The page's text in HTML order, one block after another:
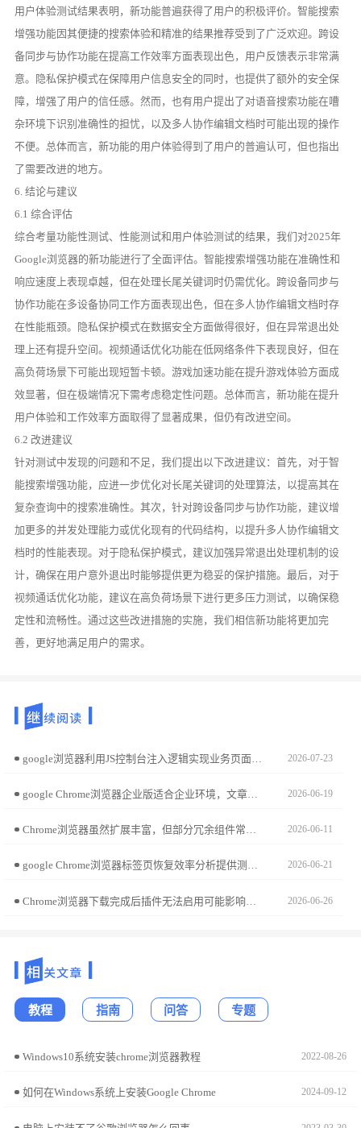
用户体验测试结果表明，新功能普遍获得了用户的积极评价。智能搜索
增强功能因其便捷的搜索体验和精准的结果推荐受到了广泛欢迎。跨设
备同步与协作功能在提高工作效率方面表现出色，用户反馈表示非常满
意。隐私保护模式在保障用户信息安全的同时，也提供了额外的安全保
障，增强了用户的信任感。然而，也有用户提出了对语音搜索功能在嘈
杂环境下识别准确性的担忧，以及多人协作编辑文档时可能出现的操作
不便。总体而言，新功能的用户体验得到了用户的普遍认可，但也指出
了需要改进的地方。
6. 结论与建议
6.1 综合评估
综合考量功能性测试、性能测试和用户体验测试的结果，我们对2025年
Google浏览器的新功能进行了全面评估。智能搜索增强功能在准确性和
响应速度上表现卓越，但在处理长尾关键词时仍需优化。跨设备同步与
协作功能在多设备协同工作方面表现出色，但在多人协作编辑文档时存
在性能瓶颈。隐私保护模式在数据安全方面做得很好，但在异常退出处
理上还有提升空间。视频通话优化功能在低网络条件下表现良好，但在
高负荷场景下可能出现短暂卡顿。游戏加速功能在提升游戏体验方面成
效显著，但在极端情况下需考虑稳定性问题。总体而言，新功能在提升
用户体验和工作效率方面取得了显著成果，但仍有改进空间。
6.2 改进建议
针对测试中发现的问题和不足，我们提出以下改进建议：首先，对于智
能搜索增强功能，应进一步优化对长尾关键词的处理算法，以提高其在
复杂查询中的搜索准确性。其次，针对跨设备同步与协作功能，建议增
加更多的并发处理能力或优化现有的代码结构，以提升多人协作编辑文
档时的性能表现。对于隐私保护模式，建议加强异常退出处理机制的设
计，确保在用户意外退出时能够提供更为稳妥的保护措施。最后，对于
视频通话优化功能，建议在高负荷场景下进行更多压力测试，以确保稳
定性和流畅性。通过这些改进措施的实施，我们相信新功能将更加完
善，更好地满足用户的需求。
google浏览器利用JS控制台注入逻辑实现业务页面自动化交互闭环的技术手册。通过编写高效脚本实现海量数据的自动化采集与指令触发，大幅精简重复性办公任务流程。 2026-07-23
google Chrome浏览器企业版适合企业环境，文章分享快速部署及使用方法，帮助管理员高效管理团队浏览器。 2026-06-19
Chrome浏览器虽然扩展丰富，但部分冗余组件常反噬系统性能。分享利用内置任务管理器实时监控各扩展内存占用、CPU负载及脚本冲突的实战经验，旨在帮您构建一个稳健的运行环境，从源头上杜绝违规扩展导致的系统崩溃，维护生产力平台的长效稳定性。 2026-06-11
google Chrome浏览器标签页恢复效率分析提供测评数据。教程帮助用户快速找回关闭标签，提高浏览连续性和操作效率。 2026-06-21
2026-06-26
教程 指南 问答 专题
Windows10系统安装chrome浏览器教程 2022-08-26
如何在Windows系统上安装Google Chrome 2024-09-12